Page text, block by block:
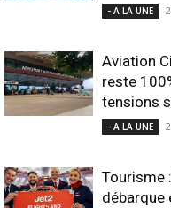
- A LA UNE
Aviation
reste
tensions
- A LA UNE
Tourisme
débarque